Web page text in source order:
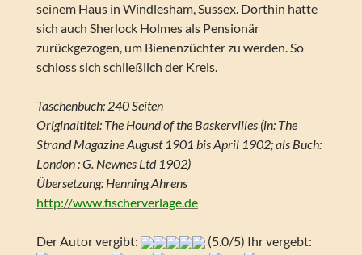
seinem Haus in Windlesham, Sussex. Dorthin hatte
sich auch Sherlock Holmes als Pensionär
zurückgezogen, um Bienenzüchter zu werden. So
schloss sich schließlich der Kreis.
Taschenbuch: 240 Seiten
Originaltitel: The Hound of the Baskervilles (in: The
Strand Magazine August 1901 bis April 1902; als Buch:
London : G. Newnes Ltd 1902)
Übersetzung: Henning Ahrens
http://www.fischerverlage.de
Der Autor vergibt:
(5.0/5) Ihr vergebt: